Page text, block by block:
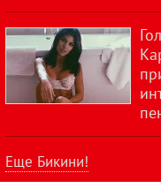
Еще Бикини!